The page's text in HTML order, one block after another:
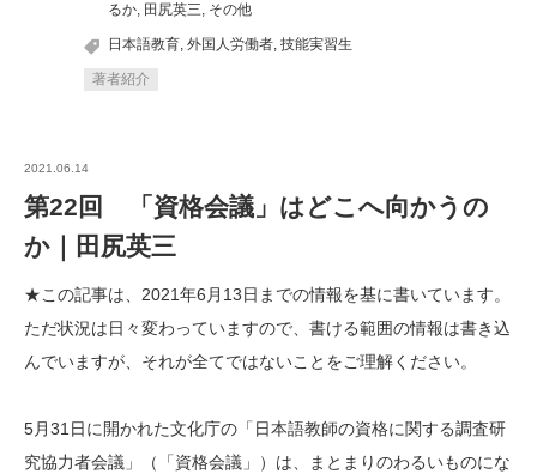
るか, 田尻英三, その他
日本語教育, 外国人労働者, 技能実習生
著者紹介
2021.06.14
第22回 「資格会議」はどこへ向かうの
か｜田尻英三
★この記事は、2021年6月13日までの情報を基に書いています。
ただ状況は日々変わっていますので、書ける範囲の情報は書き込
んでいますが、それが全てではないことをご理解ください。
5月31日に開かれた文化庁の「日本語教師の資格に関する調査研
究協力者会議」（「資格会議」）は、まとまりのわるいものにな